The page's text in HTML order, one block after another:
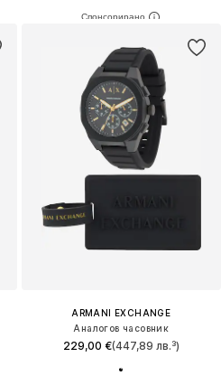
ARMANI EXCHANGE
Аналогов часовник
229,00 €(447,89 лв.³)